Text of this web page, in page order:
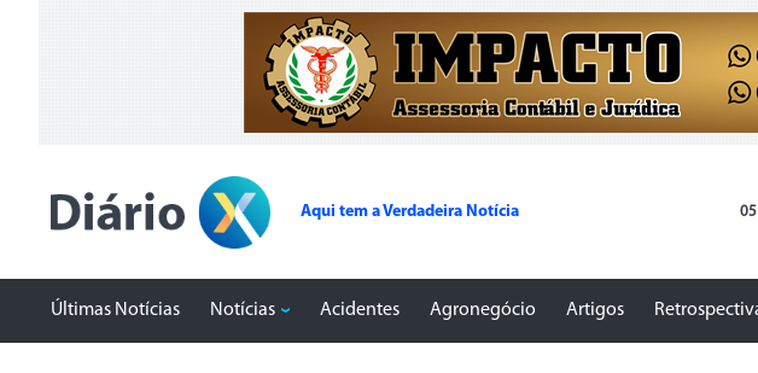
Aqui tem a Verdadeira Notícia
Últimas Notícias Notícias Acidentes Agronegócio Artigos